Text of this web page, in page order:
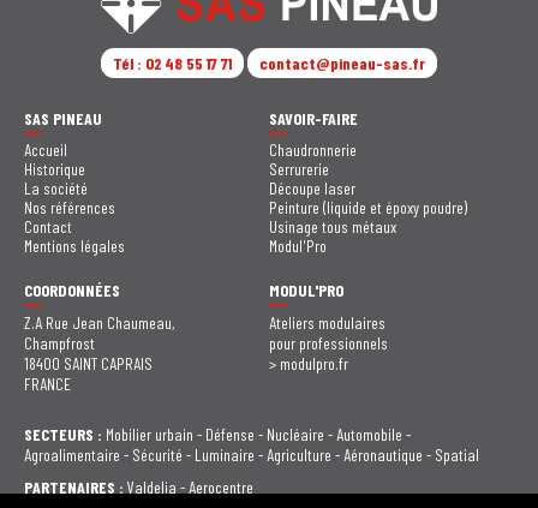
Tél : 02 48 55 17 71 contact@pineau-sas.fr
SAS PINEAU
Accueil
Historique
La société
Nos références
Contact
Mentions légales
SAVOIR-FAIRE
Chaudronnerie
Serrurerie
Découpe laser
Peinture (liquide et époxy poudre)
Usinage tous métaux
Modul'Pro
COORDONNÉES
Z.A Rue Jean Chaumeau,
Champfrost
18400 SAINT CAPRAIS
FRANCE
MODUL'PRO
Ateliers modulaires
pour professionnels
> modulpro.fr
SECTEURS : Mobilier urbain - Défense - Nucléaire - Automobile -
Agroalimentaire - Sécurité - Luminaire - Agriculture - Aéronautique - Spatial
PARTENAIRES : Valdelia - Aerocentre